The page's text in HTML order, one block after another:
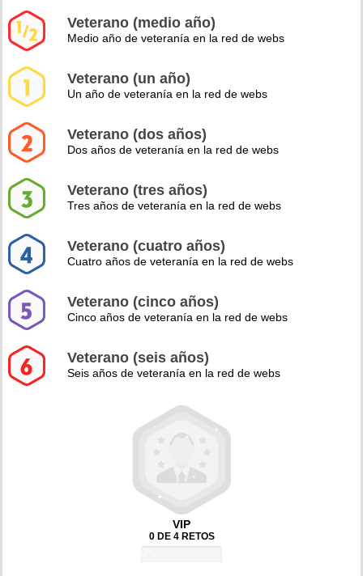
Veterano (medio año)
Medio año de veteranía en la red de webs
Veterano (un año)
Un año de veteranía en la red de webs
Veterano (dos años)
Dos años de veteranía en la red de webs
Veterano (tres años)
Tres años de veteranía en la red de webs
Veterano (cuatro años)
Cuatro años de veteranía en la red de webs
Veterano (cinco años)
Cinco años de veteranía en la red de webs
Veterano (seis años)
Seis años de veteranía en la red de webs
VIP
0 DE 4 RETOS